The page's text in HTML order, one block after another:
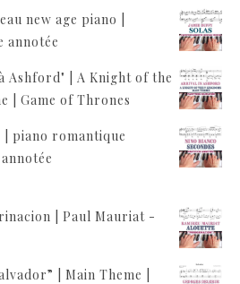
new age piano |
annotée
Ashford" | A Knight of the
| Game of Thrones
| piano romantique
| Paul Mauriat -
| Main Theme |